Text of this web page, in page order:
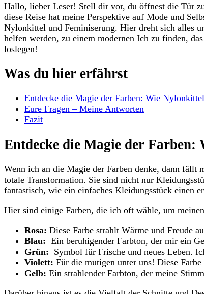
Hallo, lieber Leser! Stell dir‍ vor, du öffnest die Tür⁢
diese Reise hat meine Perspektive auf Mode und
Nylonkittel ⁤und Feminiserung. Hier ​dreht ‍sich ​alles
helfen werden, ⁤zu⁤ einem modernen Ich zu‍ finden,⁤
loslegen!
Was du hier erfährst
Entdecke die Magie ​der Farben: Wie
Eure‌ Fragen – Meine Antworten
Fazit
Entdecke die Magie der
Wenn⁢ ich⁣ an die Magie der Farben ‍denke, dann fällt
totale Transformation.​ Sie sind nicht ​nur
fantastisch, wie ein‍ einfaches Kleidungsstück einen
Hier sind einige Farben, die ich ​oft wähle,‍ um
Rosa: Diese Farbe strahlt ​Wärme und Freude
Blau:
Ein beruhigender Farbton, der mir ein
Grün:
Symbol ⁣für Frische und neues Leben.
Violett: Für die mutigen ⁣unter⁣ uns! Diese
Gelb: ⁣Ein strahlender⁣ Farbton, der meine